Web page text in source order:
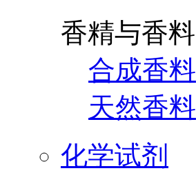
香精与香料
合成香料
天然香料
化学试剂